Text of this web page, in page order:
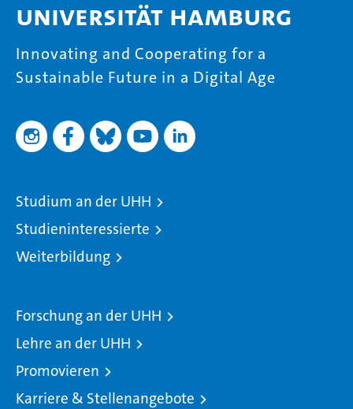
Universität Hamburg
Innovating and Cooperating for a
Sustainable Future in a Digital Age
Studium an der UHH
Studieninteressierte
Weiterbildung
Forschung an der UHH
Lehre an der UHH
Promovieren
Karriere & Stellenangebote